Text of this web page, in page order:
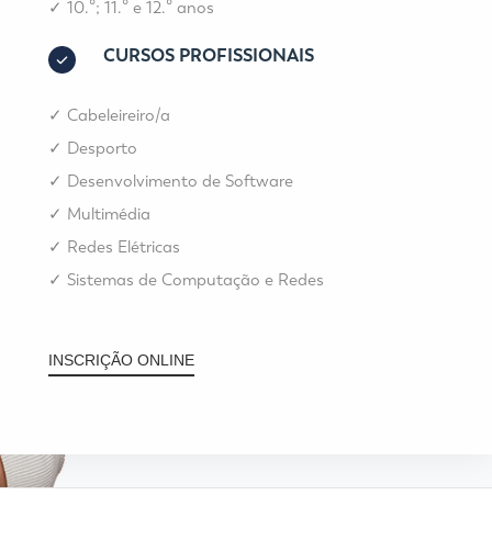
✓ 10.º; 11.º e 12.º anos
CURSOS PROFISSIONAIS
✓ Cabeleireiro/a
✓ Desporto
✓ Desenvolvimento de Software
✓ Multimédia
✓ Redes Elétricas
✓ Sistemas de Computação e Redes
INSCRIÇÃO ONLINE